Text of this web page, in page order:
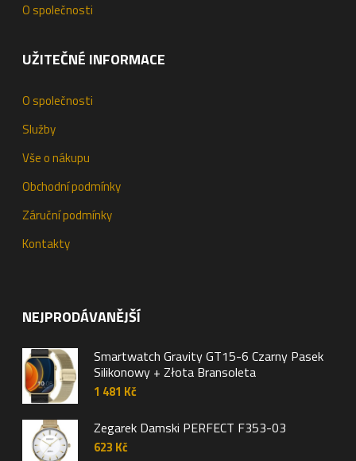
O společnosti
UŽITEČNÉ INFORMACE
O společnosti
Služby
Vše o nákupu
Obchodní podmínky
Záruční podmínky
Kontakty
NEJPRODÁVANĚJŠÍ
Smartwatch Gravity GT15-6 Czarny Pasek
Silikonowy + Złota Bransoleta
1 481 Kč
Zegarek Damski PERFECT F353-03
623 Kč